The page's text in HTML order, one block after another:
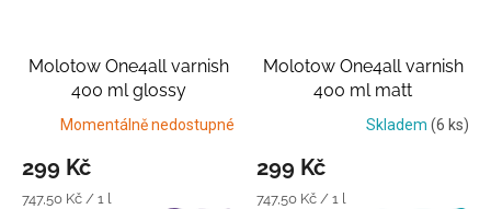
Molotow One4all varnish
400 ml glossy
Transparentní lak
Momentálně nedostupné
299 Kč
Měrná
747,50 Kč / 1 l
Molotow One4all varnish
400 ml matt
Transparentní lak
Skladem (6 ks)
299 Kč
Měrná
747,50 Kč / 1 l